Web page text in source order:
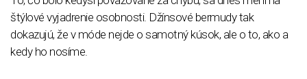
štýlové vyjadrenie osobnosti. Džínsové bermudy tak
dokazujú, že v móde nejde o samotný kúsok, ale o to, ako a
kedy ho nosíme.